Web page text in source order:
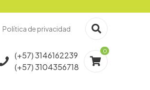
Política de privacidad
(+57) 3146162239
(+57) 3104356718
0